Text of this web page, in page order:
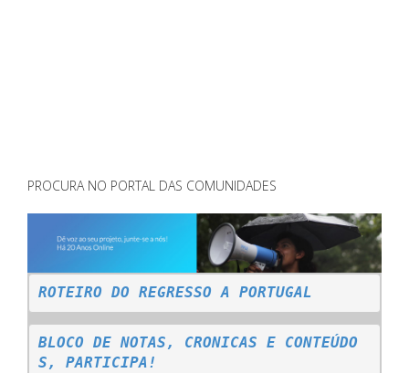
PROCURA NO PORTAL DAS COMUNIDADES
ROTEIRO DO REGRESSO A PORTUGAL
BLOCO DE NOTAS, CRONICAS E CONTEÚDO
S, PARTICIPA!